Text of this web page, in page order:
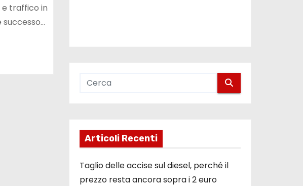
traffico in
Articoli Recenti
Taglio delle accise sul diesel, perché il
prezzo resta ancora sopra i 2 euro